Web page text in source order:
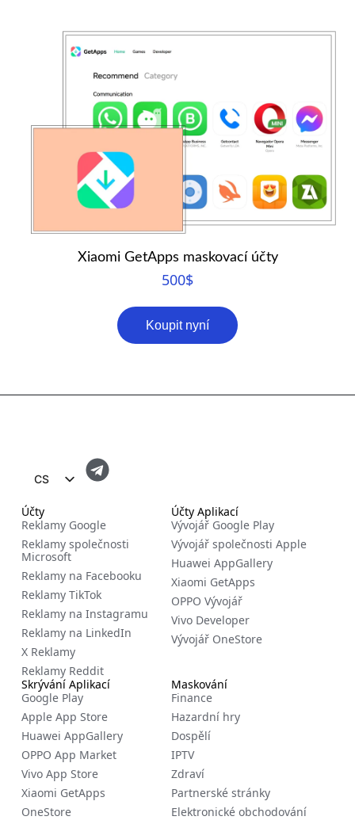
Xiaomi GetApps maskovací účty
500$
Koupit nyní
CS
EN
FR
ES
ZH
NL
RU
IT
BG
EL
PT
RO
Účty
Reklamy Google
Reklamy společnosti
Microsoft
Reklamy na Facebooku
Reklamy TikTok
Reklamy na Instagramu
Reklamy na LinkedIn
X Reklamy
Reklamy Reddit
Maskování
Finance
Hazardní hry
Dospělí
IPTV
Zdraví
Partnerské stránky
Elektronické obchodování
Účty Aplikací
Vývojář Google Play
Vývojář společnosti Apple
Huawei AppGallery
Xiaomi GetApps
OPPO Vývojář
Vivo Developer
Vývojář OneStore
Skrývání Aplikací
Google Play
Apple App Store
Huawei AppGallery
OPPO App Market
Vivo App Store
Xiaomi GetApps
OneStore